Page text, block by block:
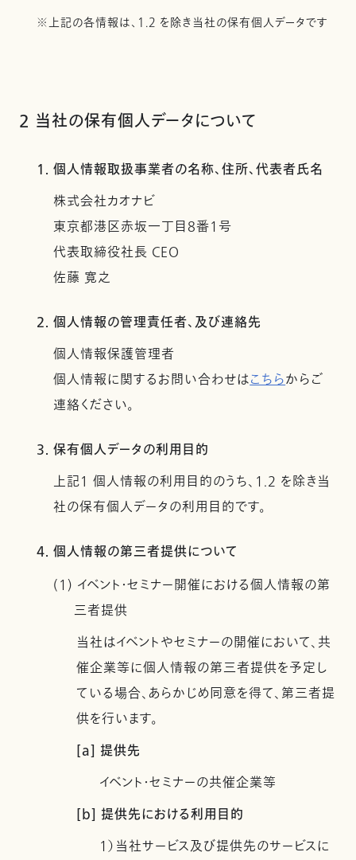
※上記の各情報は、1.2 を除き当社の保有個人データです
2 当社の保有個人データについて
1. 個人情報取扱事業者の名称、住所、代表者氏名
株式会社カオナビ
東京都港区赤坂一丁目8番1号
代表取締役社長 CEO
佐藤 寛之
2. 個人情報の管理責任者、及び連絡先
個人情報保護管理者
個人情報に関するお問い合わせはこちらからご
連絡ください。
3. 保有個人データの利用目的
上記１ 個人情報の利用目的のうち、1.2 を除き当
社の保有個人データの利用目的です。
4. 個人情報の第三者提供について
(1) イベント・セミナー開催における個人情報の第
三者提供
当社はイベントやセミナーの開催において、共
催企業等に個人情報の第三者提供を予定し
ている場合、あらかじめ同意を得て、第三者提
供を行います。
[a] 提供先
イベント・セミナーの共催企業等
[b] 提供先における利用目的
1）当社サービス及び提供先のサービスに